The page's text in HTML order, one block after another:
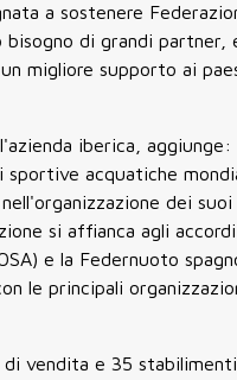
a sostenere
di grandi
migliore supporto ai
iberica,
sportive acquatiche
dei
si affianca agli
e la Federnuoto
le principali
di vendita e 35